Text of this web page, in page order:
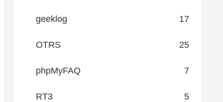
geeklog 17
OTRS 25
phpMyFAQ 7
RT3 5